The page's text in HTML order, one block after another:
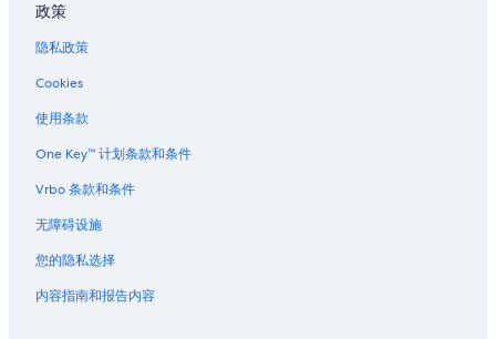
政策
隐私政策
Cookies
使用条款
One Key™ 计划条款和条件
Vrbo 条款和条件
无障碍设施
您的隐私选择
内容指南和报告内容